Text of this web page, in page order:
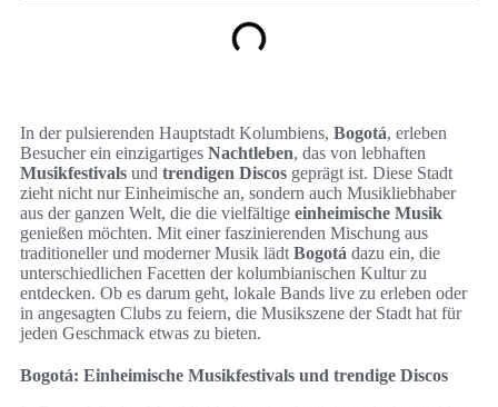
In der pulsierenden Hauptstadt Kolumbiens, Bogotá, erleben
Besucher ein einzigartiges Nachtleben, das von lebhaften
Musikfestivals und trendigen Discos geprägt ist. Diese Stadt
zieht nicht nur Einheimische an, sondern auch Musikliebhaber
aus der ganzen Welt, die die vielfältige einheimische Musik
genießen möchten. Mit einer faszinierenden Mischung aus
traditioneller und moderner Musik lädt Bogotá dazu ein, die
unterschiedlichen Facetten der kolumbianischen Kultur zu
entdecken. Ob es darum geht, lokale Bands live zu erleben oder
in angesagten Clubs zu feiern, die Musikszene der Stadt hat für
jeden Geschmack etwas zu bieten.
Bogotá: Einheimische Musikfestivals und trendige Discos